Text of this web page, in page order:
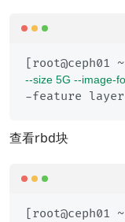
[root@ceph01
--size 5G --image-
查看rbd块
[root@ceph01